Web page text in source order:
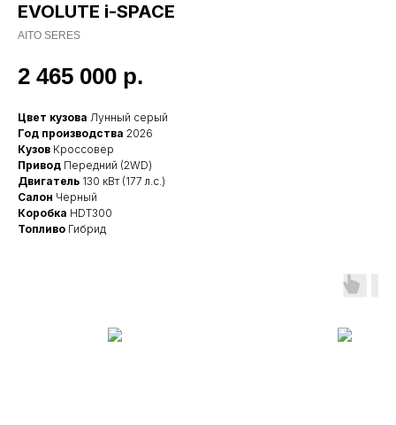
EVOLUTE i-SPACE
AITO SERES
2 465 000 р.
Цвет кузова Лунный серый
Год производства 2026
Кузов Кроссовер
Привод Передний (2WD)
Двигатель 130 кВт (177 л.с.)
Салон Черный
Коробка HDT300
Топливо Гибрид